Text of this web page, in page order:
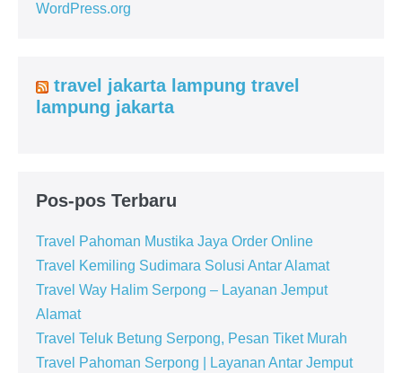
WordPress.org
travel jakarta lampung travel
lampung jakarta
Pos-pos Terbaru
Travel Pahoman Mustika Jaya Order Online
Travel Kemiling Sudimara Solusi Antar Alamat
Travel Way Halim Serpong – Layanan Jemput
Alamat
Travel Teluk Betung Serpong, Pesan Tiket Murah
Travel Pahoman Serpong | Layanan Antar Jemput